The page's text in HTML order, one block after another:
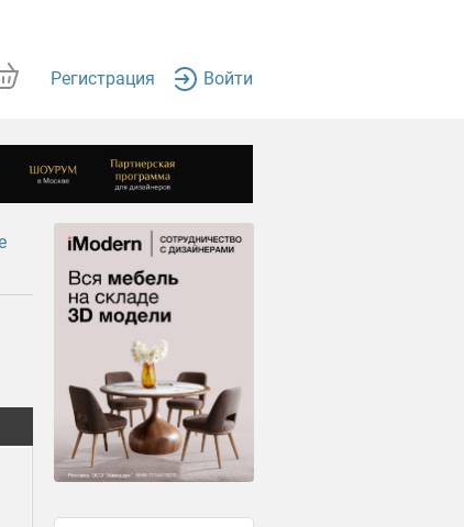
Регистрация Войти